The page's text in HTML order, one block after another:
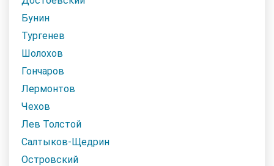
Бунин
Тургенев
Шолохов
Гончаров
Лермонтов
Чехов
Лев Толстой
Салтыков-Щедрин
Островский